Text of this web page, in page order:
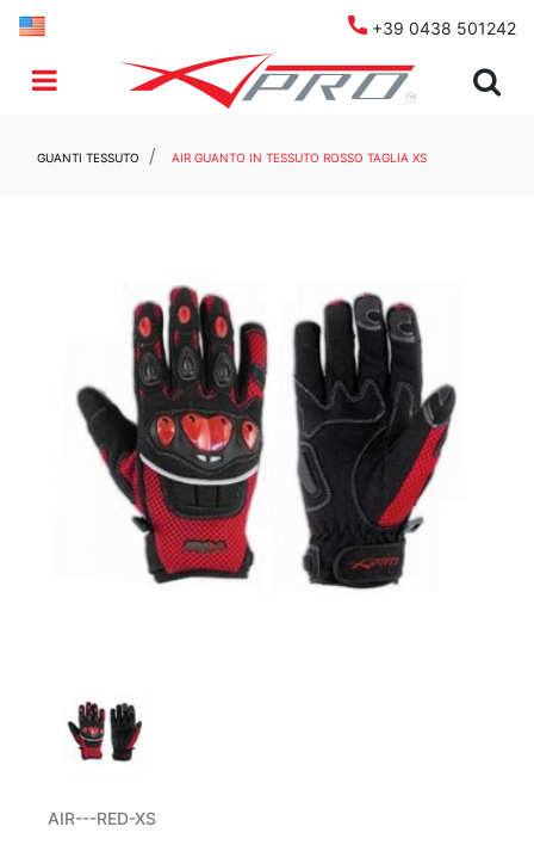
+39 0438 501242
Open menu
GUANTI TESSUTO AIR GUANTO IN TESSUTO ROSSO TAGLIA XS
AIR---RED-XS